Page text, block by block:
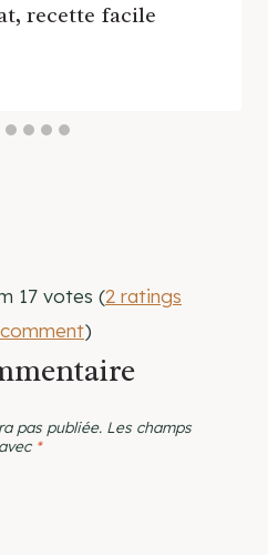
recette facile
17 votes (2 ratings
)
pas publiée. Les champs
*